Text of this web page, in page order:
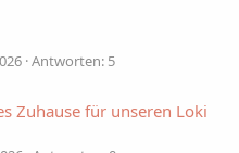
Antworten: 5
Zuhause für unseren Loki